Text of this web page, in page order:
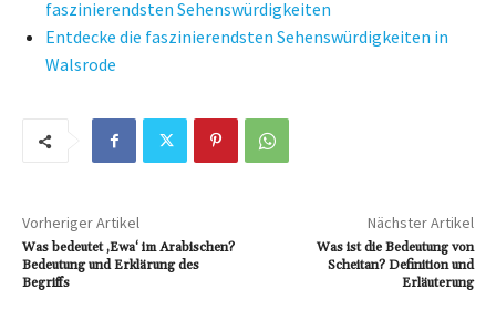
faszinierendsten Sehenswürdigkeiten
Entdecke die faszinierendsten Sehenswürdigkeiten in
Walsrode
Vorheriger Artikel
Was bedeutet ‚Ewa‘ im Arabischen?
Bedeutung und Erklärung des
Begriffs
Nächster Artikel
Was ist die Bedeutung von
Scheitan? Definition und
Erläuterung